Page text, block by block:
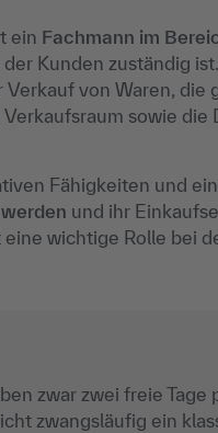
ein Fachmann im
Kunden zuständig
von Waren,
sowie
Fähigkeiten und
und ihr
wichtige Rolle bei
zwar zwei freie
zwangsläufig ein